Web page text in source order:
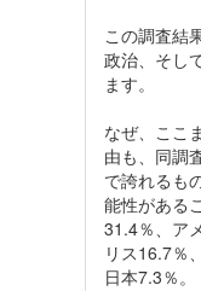
この調査結
政治、そし
ます。
なぜ、ここ
由も、同調
で誇れるも
能性がある
31.4％、ア
リス16.7％
日本7.3％。